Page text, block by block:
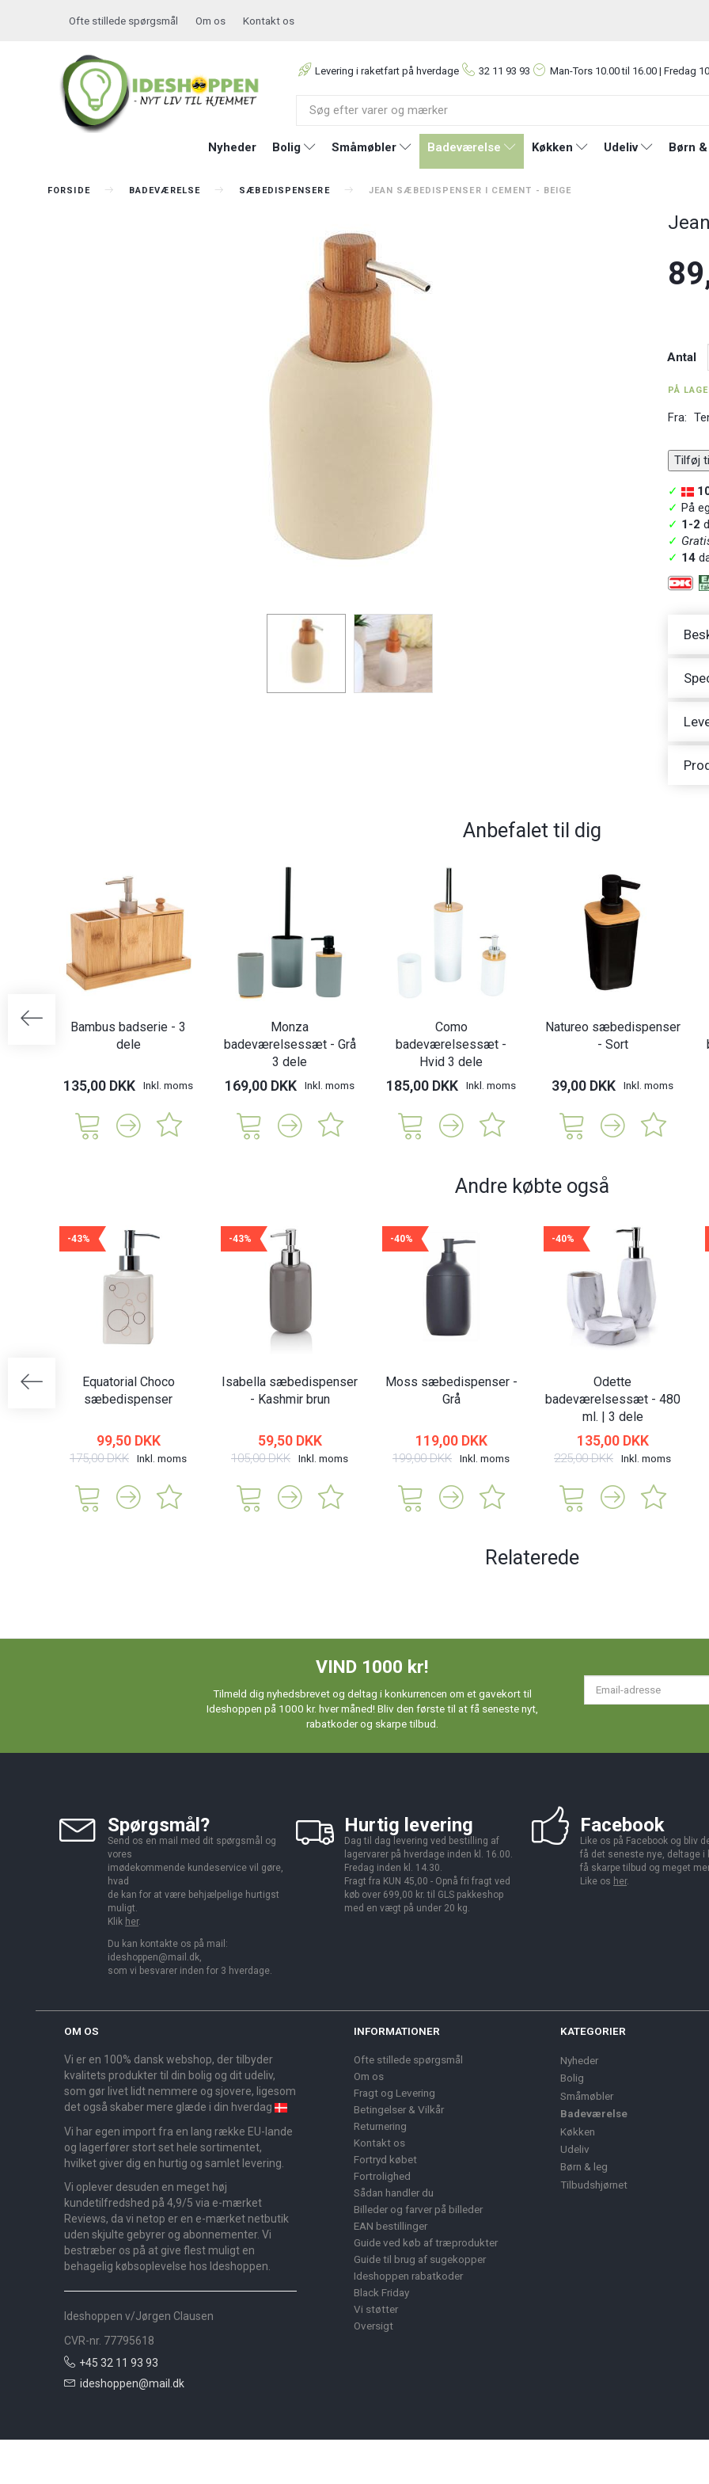
Ofte stillede spørgsmål Om os Kontakt os
Levering i raketfart på hverdage 32 11 93 93 Man-Tors 10.00 til 16.00 | Fredag
Nyheder Bolig Småmøbler Badeværelse Køkken Udeliv Børn
FORSIDE BADEVÆRELSE SÆBEDISPENSERE JEAN SÆBEDISPENSER I CEMENT - BEIGE
Antal
PÅ
Fra:
Tilføj
✓
✓ På
✓ 1-2
✓
✓ 14
Anbefalet til dig
Bambus badserie - 3
dele
135,00 DKK Inkl. moms
Monza
badeværelsessæt - Grå
3 dele
169,00 DKK Inkl. moms
Como
badeværelsessæt -
Hvid 3 dele
185,00 DKK Inkl. moms
Natureo sæbedispenser
- Sort
39,00 DKK Inkl. moms
Andre købte også
-43%
Equatorial Choco
sæbedispenser
99,50 DKK
175,00 DKK Inkl. moms
-43%
Isabella sæbedispenser
- Kashmir brun
59,50 DKK
105,00 DKK Inkl. moms
-40%
Moss sæbedispenser -
Grå
119,00 DKK
199,00 DKK Inkl. moms
-40%
Odette
badeværelsessæt - 480
ml. | 3 dele
135,00 DKK
225,00 DKK Inkl. moms
Relaterede
VIND 1000 kr!
Tilmeld dig nyhedsbrevet og deltag i konkurrencen om et gavekort til
Ideshoppen på 1000 kr. hver måned! Bliv den første til at få seneste nyt,
rabatkoder og skarpe tilbud.
Spørgsmål?
Send os en mail med dit spørgsmål og
vores
imødekommende kundeservice vil gøre,
hvad
de kan for at være behjælpelige hurtigst
muligt.
Klik her.
Du kan kontakte os på mail:
ideshoppen@mail.dk,
som vi besvarer inden for 3 hverdage.
Hurtig levering
Dag til dag levering ved bestilling af
lagervarer på hverdage inden kl. 16.00.
Fredag inden kl. 14.30.
Fragt fra KUN 45,00 - Opnå fri fragt ved
køb over 699,00 kr. til GLS pakkeshop
med en vægt på under 20 kg.
Facebook
Like os på Facebook og bliv
få det seneste nye, deltage i
få skarpe tilbud og meget
Like os her.
OM OS
Vi er en 100% dansk webshop, der tilbyder
kvalitets produkter til din bolig og dit udeliv,
som gør livet lidt nemmere og sjovere, ligesom
det også skaber mere glæde i din hverdag
Vi har egen import fra en lang række EU-lande
og lagerfører stort set hele sortimentet,
hvilket giver dig en hurtig og samlet levering.
Vi oplever desuden en meget høj
kundetilfredshed på 4,9/5 via e-mærket
Reviews, da vi netop er en e-mærket netbutik
uden skjulte gebyrer og abonnementer. Vi
bestræber os på at give flest muligt en
behagelig købsoplevelse hos Ideshoppen.
Ideshoppen v/Jørgen Clausen
CVR-nr. 77795618
+45 32 11 93 93
ideshoppen@mail.dk
INFORMATIONER
Ofte stillede spørgsmål
Om os
Fragt og Levering
Betingelser & Vilkår
Returnering
Kontakt os
Fortryd købet
Fortrolighed
Sådan handler du
Billeder og farver på billeder
EAN bestillinger
Guide ved køb af træprodukter
Guide til brug af sugekopper
Ideshoppen rabatkoder
Black Friday
Vi støtter
Oversigt
KATEGORIER
Nyheder
Bolig
Småmøbler
Badeværelse
Køkken
Udeliv
Børn & leg
Tilbudshjørnet